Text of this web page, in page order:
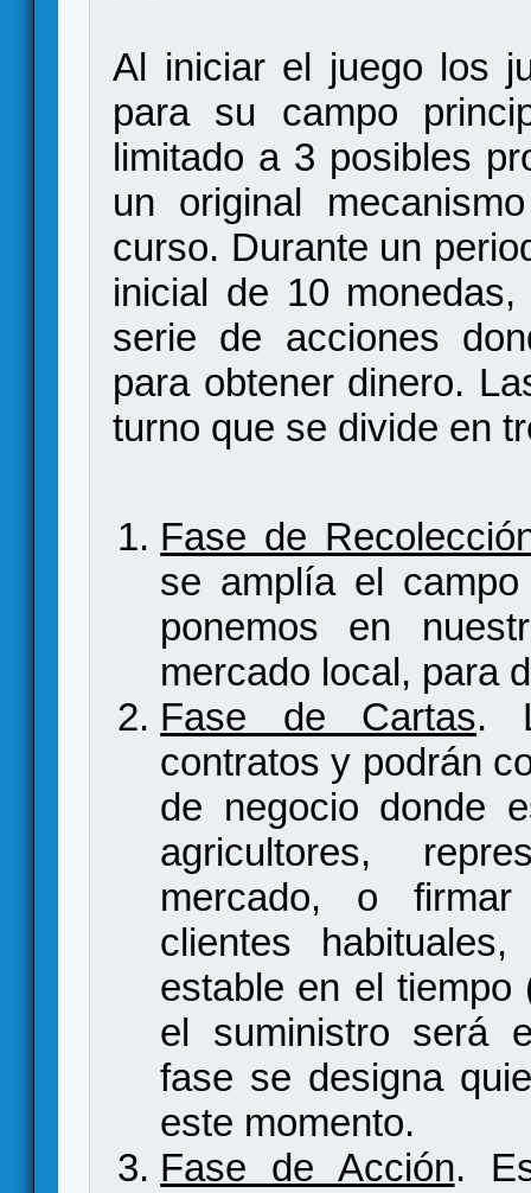
Al iniciar el juego los
para su campo
limitado a 3 posibles
un original
curso. Durante un
inicial de 10
serie de acciones
para obtener dinero.
turno que se divide en
Fase de
se amplía el
ponemos en
mercado local, para
Fase de Cartas.
contratos y podrán
de negocio donde
agricultores,
mercado, o firmar
clientes
estable en el tiempo
el suministro será
fase se designa
este momento.
Fase de Acción.